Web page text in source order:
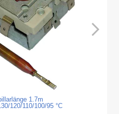
1.7m
120/110/100/95 °C